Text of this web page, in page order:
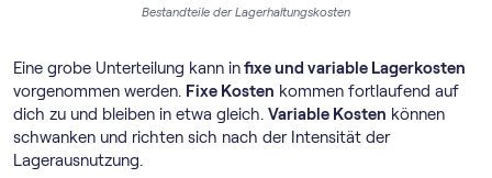
Bestandteile der Lagerhaltungskosten
Eine grobe Unterteilung kann infixe und variable Lagerkosten
vorgenommen werden. Fixe Kosten kommen fortlaufend auf
dich zu und bleiben in etwa gleich. Variable Kosten können
schwanken und richten sich nach der Intensität der
Lagerausnutzung.